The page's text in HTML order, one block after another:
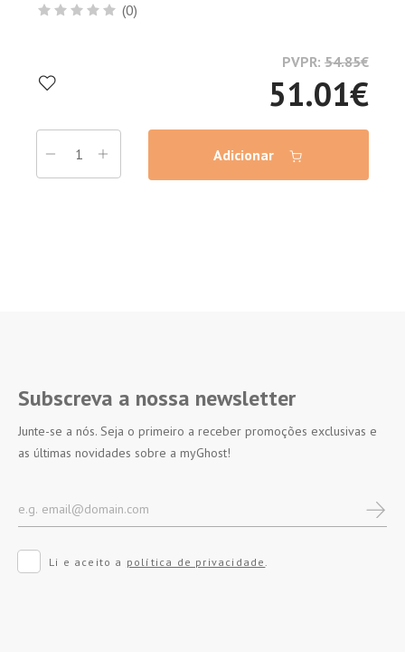
(0)
PVPR: 54.85€
51.01€
Adicionar
Subscreva a nossa newsletter
Junte-se a nós. Seja o primeiro a receber promoções exclusivas e
as últimas novidades sobre a myGhost!
Li e aceito a política de privacidade.